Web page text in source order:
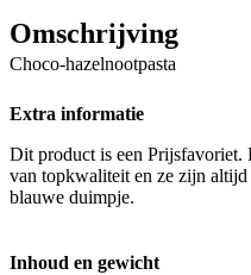
Omschrijving
Choco-hazelnootpasta
Extra informatie
Dit product is een Prijsfavoriet.
van topkwaliteit en ze zijn altijd
blauwe duimpje.
Inhoud en gewicht